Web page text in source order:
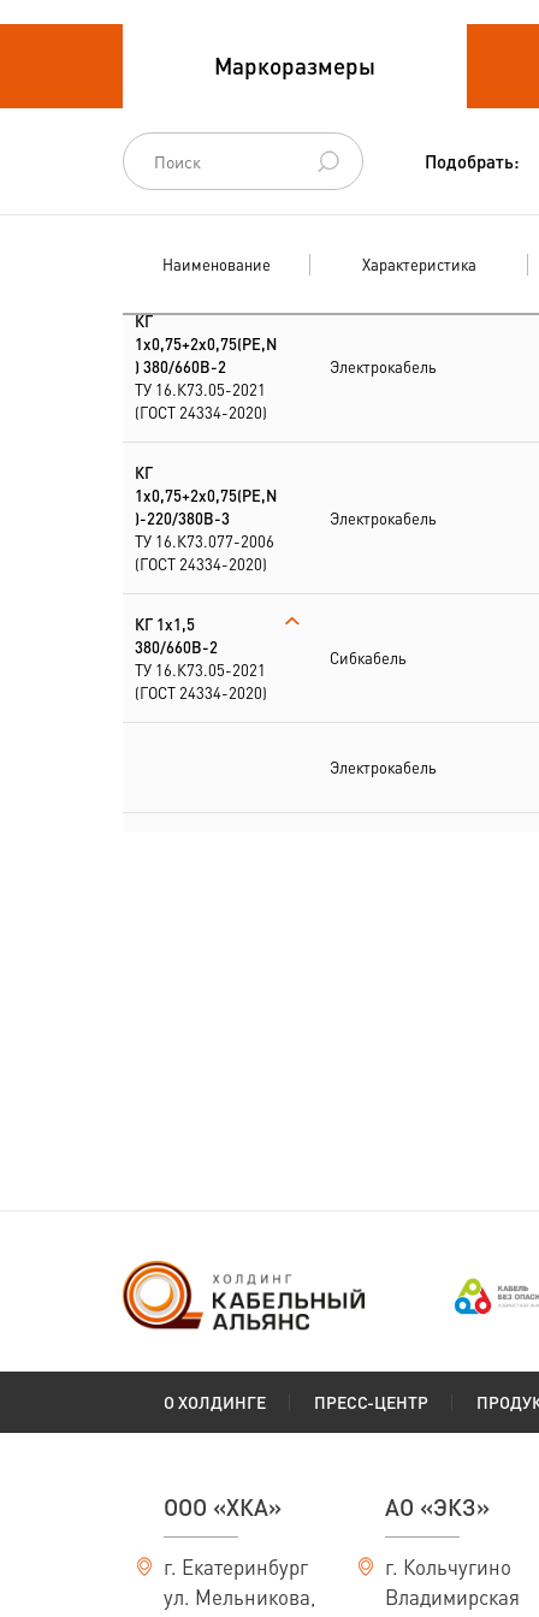
Кабели
термоэлектродные
Кабели управления
Маркоразмеры
Подобрать:
Наименование Характеристика
КГ
1х0,75+2х0,75(PE,N
) 380/660В-2
ТУ 16.К73.05-2021
(ГОСТ 24334-2020)
Электрокабель
КГ
1х0,75+2х0,75(PE,N
)-220/380В-3
ТУ 16.К73.077-2006
(ГОСТ 24334-2020)
Электрокабель
КГ 1х1,5
380/660В-2
ТУ 16.К73.05-2021
(ГОСТ 24334-2020)
Сибкабель
Электрокабель
О ХОЛДИНГЕ ПРЕСС-ЦЕНТР
ООО «ХКА»
г. Екатеринбург
ул. Мельникова,
АО «ЭКЗ»
г. Кольчугино
Владимирская